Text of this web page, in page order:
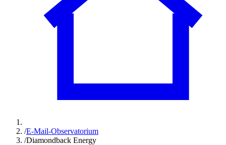
/E-Mail-Observatorium
/Diamondback Energy